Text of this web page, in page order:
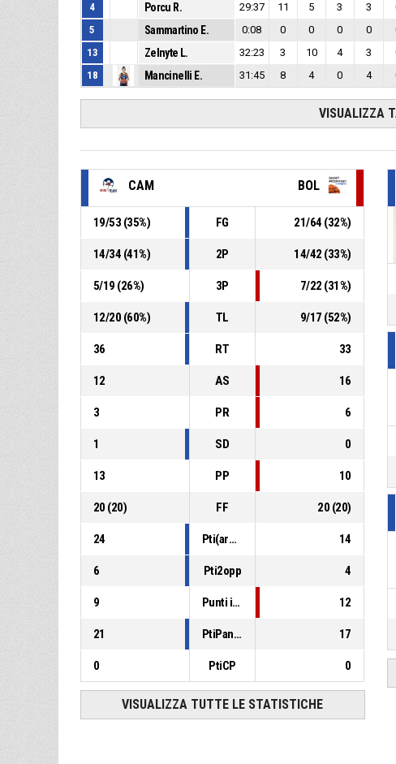
4
Porcu R. 29:37 11 5 3 3
5
Sammartino E. 0:08 0 0 0 0
13
Zelnyte L. 32:23 3 10 4 3
18
Mancinelli E. 31:45 8 4 0 4
VISUALIZZA
CAM BOL
19/53 (35%) FG 21/64 (32%)
14/34 (41%) 2P 14/42 (33%)
5/19 (26%) 3P 7/22 (31%)
12/20 (60%) TL 9/17 (52%)
36 RT 33
12 AS 16
3 PR 6
1 SD 0
13 PP 10
20 (20) FF 20 (20)
24 Pti(area) 14
6 Pti2opp 4
9 Punti in contropiede 12
21 PtiPanch 17
0 PtiCP 0
VISUALIZZA TUTTE LE STATISTICHE